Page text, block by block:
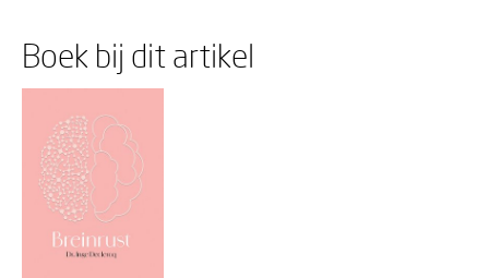
Boek bij dit artikel